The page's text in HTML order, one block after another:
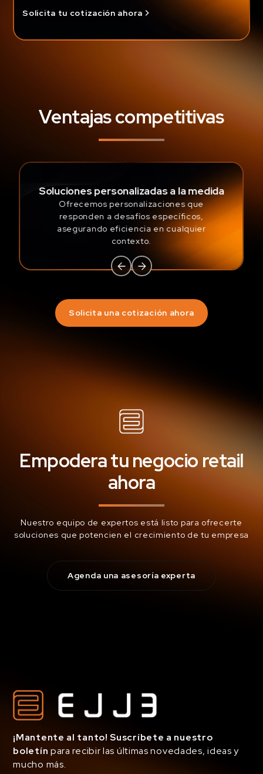
Solicita tu cotización ahora
Ventajas competitivas
Soluciones personalizadas a la medida
Ofrecemos personalizaciones que
responden a desafíos específicos,
asegurando eficiencia en cualquier
contexto.
Solicita una cotización ahora
Empodera tu negocio retail
ahora
Nuestro equipo de expertos está listo para ofrecerte
soluciones que potencien el crecimiento de tu empresa
Agenda una asesoría experta
¡Mantente al tanto! Suscríbete a nuestro
boletín para recibir las últimas novedades, ideas y
mucho más.